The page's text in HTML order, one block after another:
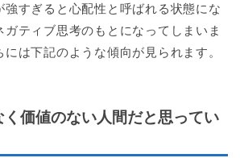
強すぎると心配性と呼ばれる状態にな
ガティブ思考のもとになってしまいま
は下記のような傾向が見られます。
く価値のない人間だと思ってい